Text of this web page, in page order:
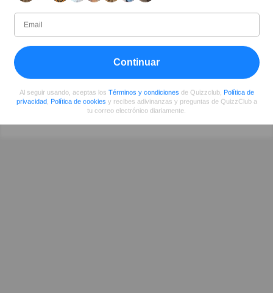
Escritor
Desde Nivel
99
Puntuación
9496882
Preguntas
Compartiren Facebook
Continuar
Al seguir usando, aceptas los Términos y condiciones de Quizzclub, Política de
privacidad, Política de cookies y recibes adivinanzas y preguntas de QuizzClub a
tu correo electrónico diariamente.